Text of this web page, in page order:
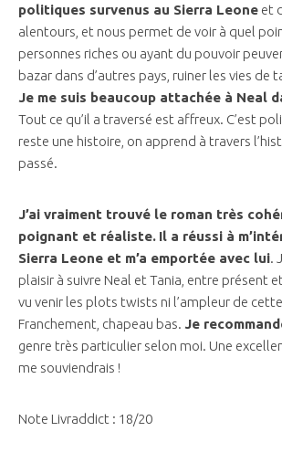
politiques survenus au Sierra Leone et
alentours, et nous permet de voir à quel
personnes riches ou ayant du pouvoir
bazar dans d’autres pays, ruiner les vies de
Je me suis beaucoup attachée à Neal
Tout ce qu’il a traversé est affreux. C’est
reste une histoire, on apprend à travers
passé.
J’ai vraiment trouvé le roman très
poignant et réaliste. Il a réussi à
Sierra Leone et m’a emportée avec lui.
plaisir à suivre Neal et Tania, entre présent
vu venir les plots twists ni l’ampleur de
Franchement, chapeau bas. Je
genre très particulier selon moi. Une
me souviendrais !
Note Livraddict : 18/20